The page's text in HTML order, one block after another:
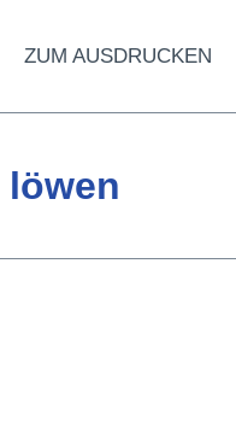
ZUM AUSDRUCKEN
löwen